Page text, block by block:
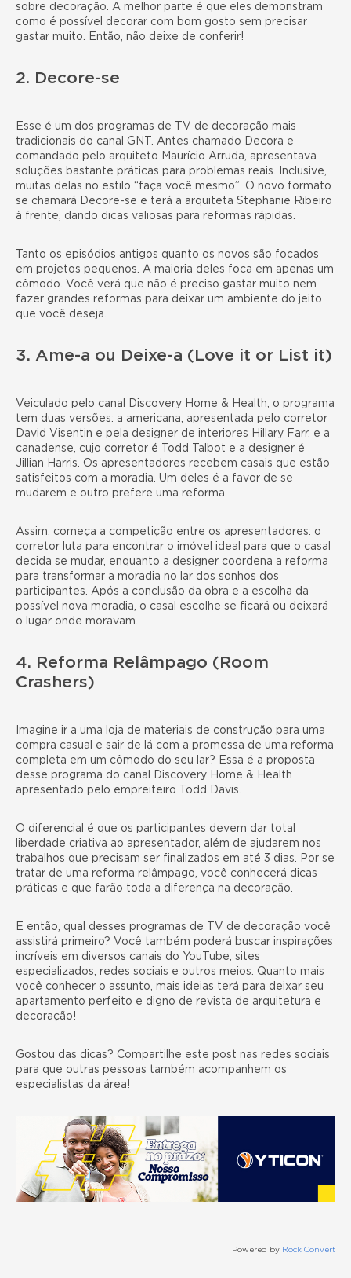
sobre decoração. A melhor parte é que eles demonstram
como é possível decorar com bom gosto sem precisar
gastar muito. Então, não deixe de conferir!
2. Decore-se
Esse é um dos programas de TV de decoração mais
tradicionais do canal GNT. Antes chamado Decora e
comandado pelo arquiteto Maurício Arruda, apresentava
soluções bastante práticas para problemas reais. Inclusive,
muitas delas no estilo “faça você mesmo”. O novo formato
se chamará Decore-se e terá a arquiteta Stephanie Ribeiro
à frente, dando dicas valiosas para reformas rápidas.
Tanto os episódios antigos quanto os novos são focados
em projetos pequenos. A maioria deles foca em apenas um
cômodo. Você verá que não é preciso gastar muito nem
fazer grandes reformas para deixar um ambiente do jeito
que você deseja.
3. Ame-a ou Deixe-a (Love it or List it)
Veiculado pelo canal Discovery Home & Health, o programa
tem duas versões: a americana, apresentada pelo corretor
David Visentin e pela designer de interiores Hillary Farr, e a
canadense, cujo corretor é Todd Talbot e a designer é
Jillian Harris. Os apresentadores recebem casais que estão
satisfeitos com a moradia. Um deles é a favor de se
mudarem e outro prefere uma reforma.
Assim, começa a competição entre os apresentadores: o
corretor luta para encontrar o imóvel ideal para que o casal
decida se mudar, enquanto a designer coordena a reforma
para transformar a moradia no lar dos sonhos dos
participantes. Após a conclusão da obra e a escolha da
possível nova moradia, o casal escolhe se ficará ou deixará
o lugar onde moravam.
4. Reforma Relâmpago (Room
Crashers)
Imagine ir a uma loja de materiais de construção para uma
compra casual e sair de lá com a promessa de uma reforma
completa em um cômodo do seu lar? Essa é a proposta
desse programa do canal Discovery Home & Health
apresentado pelo empreiteiro Todd Davis.
O diferencial é que os participantes devem dar total
liberdade criativa ao apresentador, além de ajudarem nos
trabalhos que precisam ser finalizados em até 3 dias. Por se
tratar de uma reforma relâmpago, você conhecerá dicas
práticas e que farão toda a diferença na decoração.
E então, qual desses programas de TV de decoração você
assistirá primeiro? Você também poderá buscar inspirações
incríveis em diversos canais do YouTube, sites
especializados, redes sociais e outros meios. Quanto mais
você conhecer o assunto, mais ideias terá para deixar seu
apartamento perfeito e digno de revista de arquitetura e
decoração!
Gostou das dicas? Compartilhe este post nas redes sociais
para que outras pessoas também acompanhem os
especialistas da área!
Powered by Rock Convert